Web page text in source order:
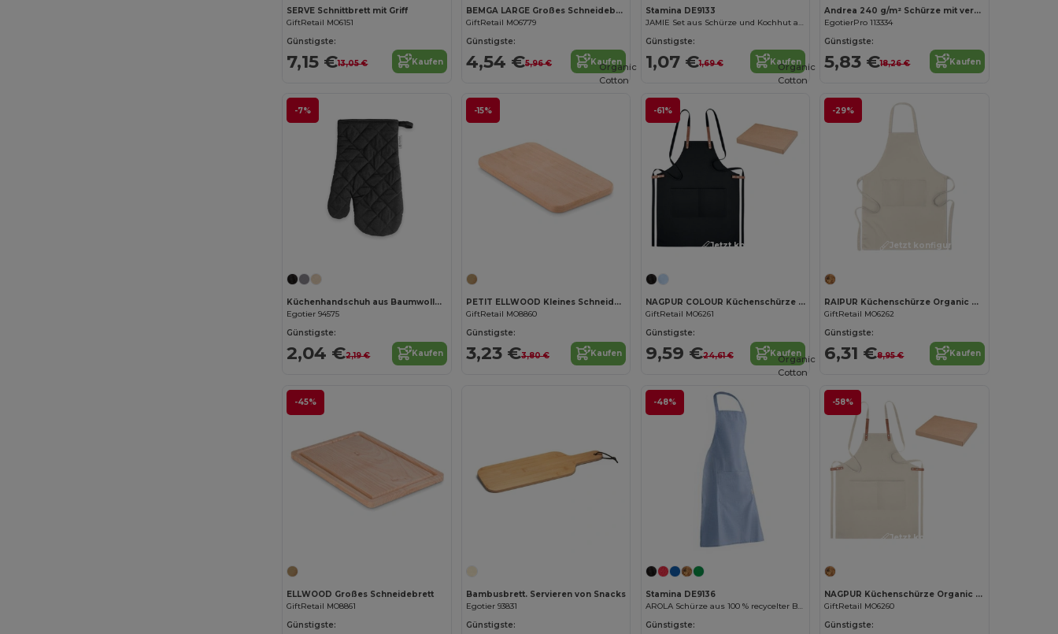
SERVE Schnittbrett mit Griff
GiftRetail MO6151
Günstigste:
7,15 €13,05 € Kaufen
BEMGA LARGE Großes Schneidebrett Bambus
GiftRetail MO6779
Günstigste:
4,54 €5,96 € Kaufen
Stamina DE9133
JAMIE Set aus Schürze und Kochhut aus Vliesstoff
Günstigste:
1,07 €1,69 € Kaufen
Andrea 240 g/m² Schürze mit verstellbarem Nackenband
EgotierPro 113334
Günstigste:
5,83 €18,26 € Kaufen
-7%
Küchenhandschuh aus Baumwolle (60% recycelter)
Egotier 94575
Günstigste:
2,04 €2,19 € Kaufen
-15%
PETIT ELLWOOD Kleines Schneidebrett
GiftRetail MO8860
Günstigste:
3,23 €3,80 € Kaufen
-61%
Organic
Cotton
Jetzt konfigurieren!
NAGPUR COLOUR Küchenschürze Organic Cotton
GiftRetail MO6261
Günstigste:
9,59 €24,61 € Kaufen
-29%
Organic
Cotton
Jetzt konfigurieren!
RAIPUR Küchenschürze Organic Cotton
GiftRetail MO6262
Günstigste:
6,31 €8,95 € Kaufen
-45%
ELLWOOD Großes Schneidebrett
GiftRetail MO8861
Günstigste:
Bambusbrett. Servieren von Snacks
Egotier 93831
Günstigste:
-48%
Stamina DE9136
AROLA Schürze aus 100 % recycelter Baumwolle in melierter Optik
Günstigste:
-58%
Organic
Cotton
Jetzt konfigurieren!
NAGPUR Küchenschürze Organic Cotton
GiftRetail MO6260
Günstigste: